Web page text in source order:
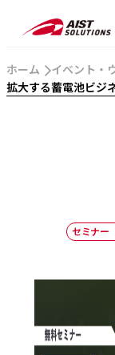
ホーム
イベント・
拡大する蓄電池ビジ
セミナー